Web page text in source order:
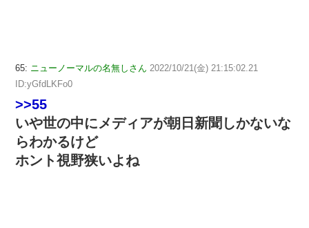
65: ニューノーマルの名無しさん 2022/10/21(金) 21:15:02.21
ID:yGfdLKFo0
>>55
いや世の中にメディアが朝日新聞しかないな
らわかるけど
ホント視野狭いよね